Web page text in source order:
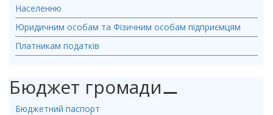
Населенню
Юридичним особам та Фізичним особам підприємцям
Платникам податків
Бюджет громади⚊
Бюджетний паспорт